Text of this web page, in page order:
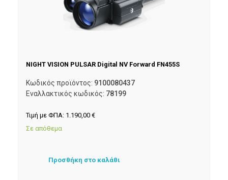
NIGHT VISION PULSAR Digital NV Forward FN455S
Κωδικός προϊόντος: 9100080437
Εναλλακτικός κωδικός: 78199
Τιμή με ΦΠΑ: 1.190,00 €
Σε απόθεμα
Προσθήκη στο καλάθι